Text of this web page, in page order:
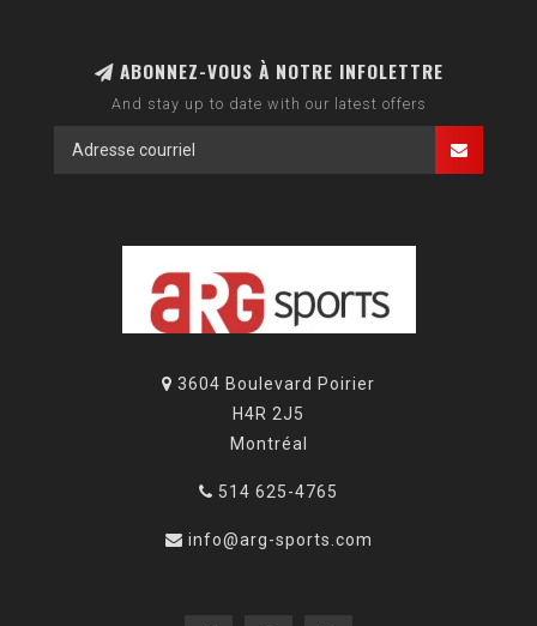
ABONNEZ-VOUS À NOTRE INFOLETTRE
And stay up to date with our latest offers
3604 Boulevard Poirier
H4R 2J5
Montréal
514 625-4765
info@arg-sports.com